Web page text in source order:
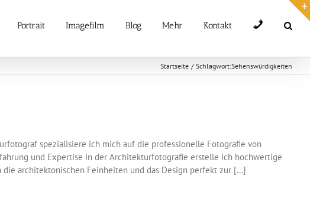
Portrait Imagefilm Blog Mehr Kontakt Telefon
Startseite Schlagwort:Sehenswürdigkeiten
spezialisiere ich mich auf die professionelle Fotografie von
und Expertise in der Architekturfotografie erstelle ich hochwertige
architektonischen Feinheiten und das Design perfekt zur [...]